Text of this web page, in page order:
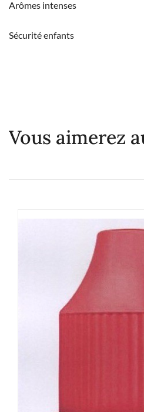
Arômes intenses
Sécurité enfants
Vous aimerez